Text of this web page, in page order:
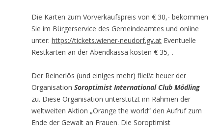
Die Karten zum Vorverkaufspreis von € 30,- bekommen
Sie im Bürgerservice des Gemeindeamtes und online
unter: https://tickets.wiener-neudorf.gv.at Eventuelle
Restkarten an der Abendkassa kosten € 35,-.
Der Reinerlös (und einiges mehr) fließt heuer der
Organisation Soroptimist International Club Mödling
zu. Diese Organisation unterstützt im Rahmen der
weltweiten Aktion „Orange the world“ den Aufruf zum
Ende der Gewalt an Frauen. Die Soroptimist